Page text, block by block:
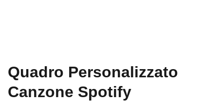
Quadro Personalizzato
Canzone Spotify